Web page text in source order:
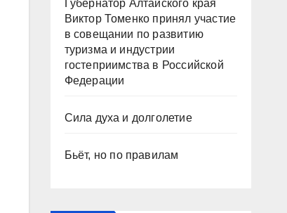
Губернатор Алтайского края
Виктор Томенко принял участие
в совещании по развитию
туризма и индустрии
гостеприимства в Российской
Федерации
Сила духа и долголетие
Бьёт, но по правилам